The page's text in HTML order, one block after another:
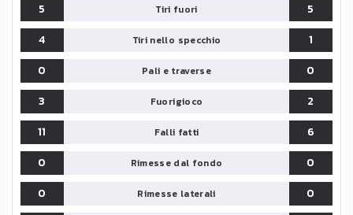
5
Tiri fuori
5
4
Tiri nello specchio
1
0
Pali e traverse
0
3
Fuorigioco
2
11
Falli fatti
6
0
Rimesse dal fondo
0
0
Rimesse laterali
0